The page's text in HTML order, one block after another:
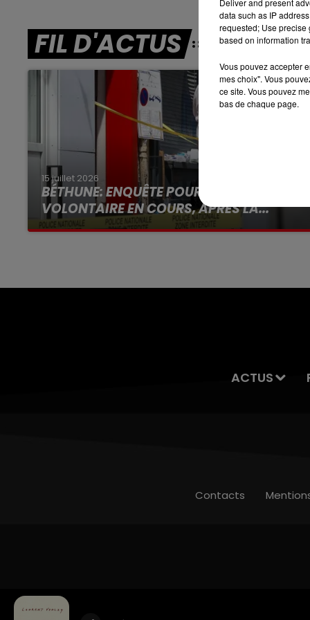
LE JUKEBOX RDL
FIL D'ACTUS
15 juillet 2026
BÉTHUNE: ENQUÊTE POUR HOMICIDE
VOLONTAIRE EN COURS, APRÈS LA...
Selon les premiers éléments, le logement
ACTUS
Contacts
data such as IP
requested; Use precise
based on information
Vous pouvez accepter
mes choix". Vous
ce site. Vous pouvez
bas de chaque page.